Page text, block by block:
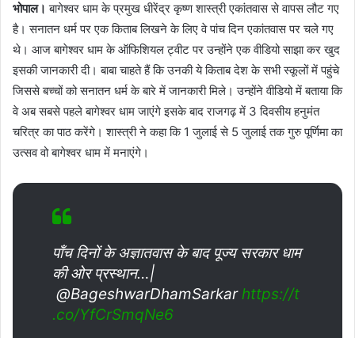
भोपाल। बागेश्वर धाम के प्रमुख धीरेंद्र कृष्ण शास्त्री एकांतवास से वापस लौट गए
है। सनातन धर्म पर एक किताब लिखने के लिए वे पांच दिन एकांतवास पर चले गए
थे। आज बागेश्वर धाम के ऑफिशियल ट्वीट पर उन्होंने एक वीडियो साझा कर खुद
इसकी जानकारी दी। बाबा चाहते हैं कि उनकी ये किताब देश के सभी स्कूलों में पहुंचे
जिससे बच्चों को सनातन धर्म के बारे में जानकारी मिले। उन्होंने वीडियो में बताया कि
वे अब सबसे पहले बागेश्वर धाम जाएंगे इसके बाद राजगढ़ में 3 दिवसीय हनुमंत
चरित्र का पाठ करेंगे। शास्त्री ने कहा कि 1 जुलाई से 5 जुलाई तक गुरु पूर्णिमा का
उत्सव वो बागेश्वर धाम में मनाएंगे।
पाँच दिनों के अज्ञातवास के बाद पूज्य सरकार धाम
की ओर प्रस्थान…|
@BageshwarDhamSarkarhttps://t
.co/YfCrSmqNe6